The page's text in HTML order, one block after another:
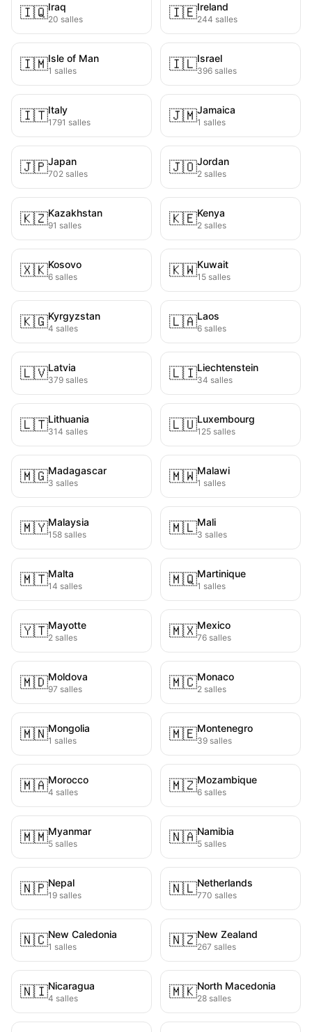
🇮🇶Iraq
20 salles 🇮🇪Ireland
244 salles
🇮🇲Isle of Man
1 salles 🇮🇱Israel
396 salles
🇮🇹Italy
1791 salles 🇯🇲Jamaica
1 salles
🇯🇵Japan
702 salles 🇯🇴Jordan
2 salles
🇰🇿Kazakhstan
91 salles 🇰🇪Kenya
2 salles
🇽🇰Kosovo
6 salles 🇰🇼Kuwait
15 salles
🇰🇬Kyrgyzstan
4 salles 🇱🇦Laos
6 salles
🇱🇻Latvia
379 salles 🇱🇮Liechtenstein
34 salles
🇱🇹Lithuania
314 salles 🇱🇺Luxembourg
125 salles
🇲🇬Madagascar
3 salles 🇲🇼Malawi
1 salles
🇲🇾Malaysia
158 salles 🇲🇱Mali
3 salles
🇲🇹Malta
14 salles 🇲🇶Martinique
1 salles
🇾🇹Mayotte
2 salles 🇲🇽Mexico
76 salles
🇲🇩Moldova
97 salles 🇲🇨Monaco
2 salles
🇲🇳Mongolia
1 salles 🇲🇪Montenegro
39 salles
🇲🇦Morocco
4 salles 🇲🇿Mozambique
6 salles
🇲🇲Myanmar
5 salles 🇳🇦Namibia
5 salles
🇳🇵Nepal
19 salles 🇳🇱Netherlands
770 salles
🇳🇨New Caledonia
1 salles 🇳🇿New Zealand
267 salles
🇳🇮Nicaragua
4 salles 🇲🇰North Macedonia
28 salles